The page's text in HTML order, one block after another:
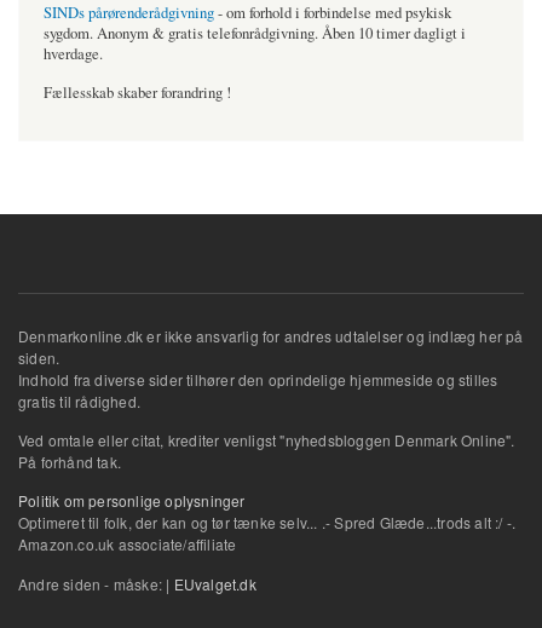
SINDs pårørenderådgivning- om forhold i forbindelse med psykisk
sygdom. Anonym & gratis telefonrådgivning. Åben 10 timer dagligt i
hverdage.
Fællesskab skaber forandring !
Denmarkonline.dk er ikke ansvarlig for andres udtalelser og indlæg her på
siden.
Indhold fra diverse sider tilhører den oprindelige hjemmeside og stilles
gratis til rådighed.
Ved omtale eller citat, krediter venligst "nyhedsbloggen Denmark Online".
På forhånd tak.
Politik om personlige oplysninger
Optimeret til folk, der kan og tør tænke selv... .- Spred Glæde...trods alt :/ -.
Amazon.co.uk associate/affiliate
Andre siden - måske: | EUvalget.dk